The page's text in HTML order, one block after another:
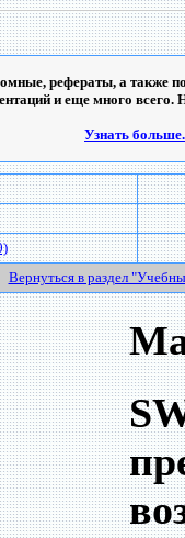
рефераты, а также
и еще много всего.
Узнать
Вернуться в раздел